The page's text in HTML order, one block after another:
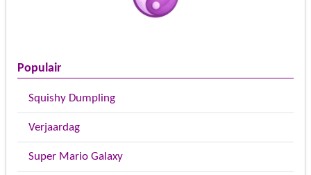
Populair
Squishy Dumpling
Verjaardag
Super Mario Galaxy